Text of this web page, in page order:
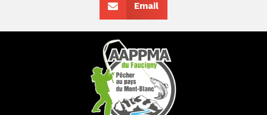
Email